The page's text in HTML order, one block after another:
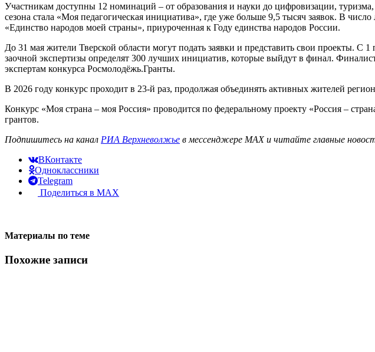
Участникам доступны 12 номинаций – от образования и науки до цифровизации,
сезона стала «Моя педагогическая инициатива», где уже больше 9,5 тысяч заявок. В
«Единство народов моей страны», приуроченная к Году единства народов России.
До 31 мая жители Тверской области могут подать заявки и представить свои проекты.
заочной экспертизы определят 300 лучших инициатив, которые выйдут в финал.
экспертам конкурса Росмолодёжь.Гранты.
В 2026 году конкурс проходит в 23-й раз, продолжая объединять активных жителей
Конкурс «Моя страна – моя Россия» проводится по федеральному проекту «Россия –
грантов.
Подпишитесь на канал РИА Верхневолжье в мессенджере MAX и читайте главные
ВКонтакте
Одноклассники
Telegram
Поделиться в MAX
Материалы по теме
Похожие записи